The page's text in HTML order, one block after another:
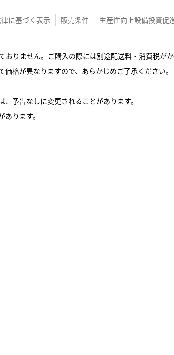
に基づく表示 販売条件 生産性向上設備投資促
りません。ご購入の際には別途配送料・消費税が
格が異なりますので、あらかじめご了承ください。
予告なしに変更されることがあります。
ります。